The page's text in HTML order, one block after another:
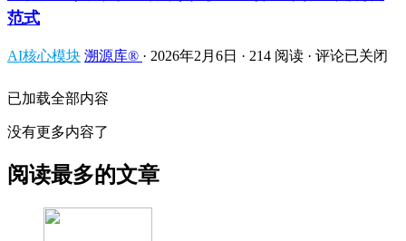
范式
AI核心模块 溯源库® · 2026年2月6日 · 214 阅读 · 评论已关闭
已加载全部内容
没有更多内容了
阅读最多的文章